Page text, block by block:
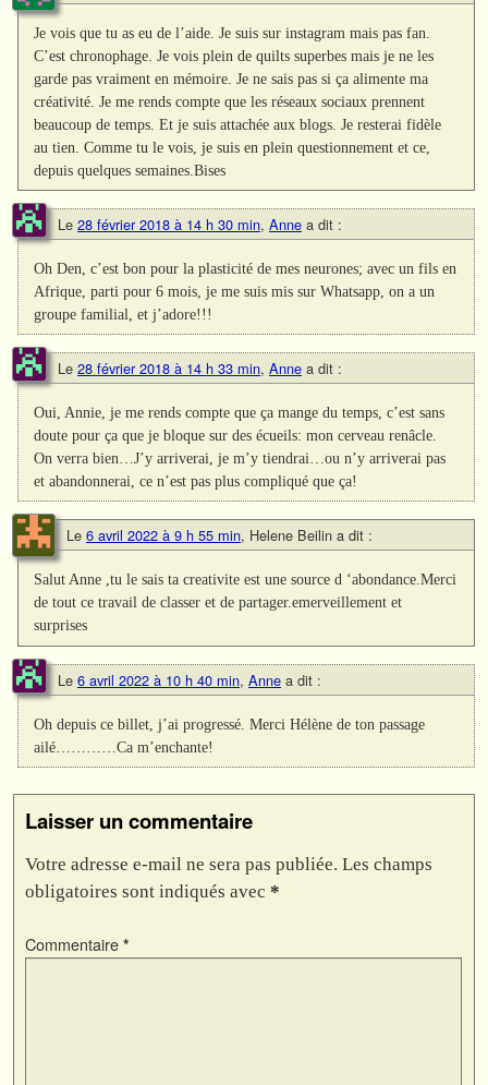
Je vois que tu as eu de l’aide. Je suis sur instagram mais pas fan.
C’est chronophage. Je vois plein de quilts superbes mais je ne les
garde pas vraiment en mémoire. Je ne sais pas si ça alimente ma
créativité. Je me rends compte que les réseaux sociaux prennent
beaucoup de temps. Et je suis attachée aux blogs. Je resterai fidèle
au tien. Comme tu le vois, je suis en plein questionnement et ce,
depuis quelques semaines.Bises
Le 28 février 2018 à 14 h 30 min, Anne a dit :
Oh Den, c’est bon pour la plasticité de mes neurones; avec un fils en
Afrique, parti pour 6 mois, je me suis mis sur Whatsapp, on a un
groupe familial, et j’adore!!!
Le 28 février 2018 à 14 h 33 min, Anne a dit :
Oui, Annie, je me rends compte que ça mange du temps, c’est sans
doute pour ça que je bloque sur des écueils: mon cerveau renâcle.
On verra bien…J’y arriverai, je m’y tiendrai…ou n’y arriverai pas
et abandonnerai, ce n’est pas plus compliqué que ça!
Le 6 avril 2022 à 9 h 55 min, Helene Beilin a dit :
Salut Anne ,tu le sais ta creativite est une source d ‘abondance.Merci
de tout ce travail de classer et de partager.emerveillement et
surprises
Le 6 avril 2022 à 10 h 40 min, Anne a dit :
Oh depuis ce billet, j’ai progressé. Merci Hélène de ton passage
ailé…………Ca m’enchante!
Laisser un commentaire
Votre adresse e-mail ne sera pas publiée. Les champs
obligatoires sont indiqués avec *
Commentaire *